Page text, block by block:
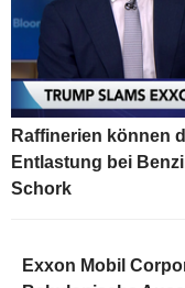
Raffinerien können
Entlastung bei
Schork
Exxon Mobil